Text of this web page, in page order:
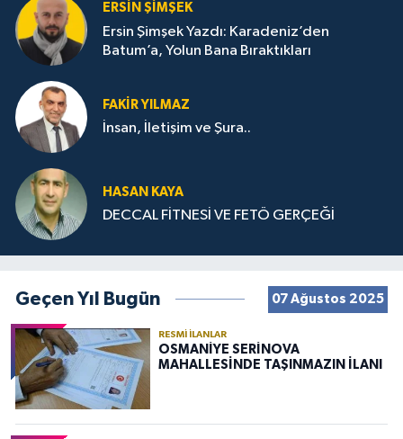
ERSIN ŞIMŞEK
Ersin Şimşek Yazdı: Karadeniz’den
Batum’a, Yolun Bana Bıraktıkları
FAKIR YILMAZ
İnsan, İletişim ve Şura..
HASAN KAYA
DECCAL FİTNESİ VE FETÖ GERÇEĞİ
Geçen Yıl Bugün 07 Ağustos 2025
RESMI İLANLAR
OSMANİYE SERİNOVA
MAHALLESİNDE TAŞINMAZIN İLANI